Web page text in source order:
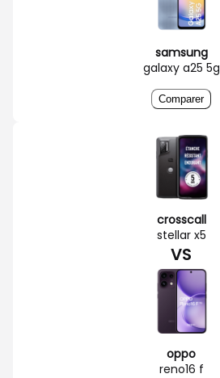
samsung
galaxy a25 5g
Comparer
crosscall
stellar x5
VS
oppo
reno16 f